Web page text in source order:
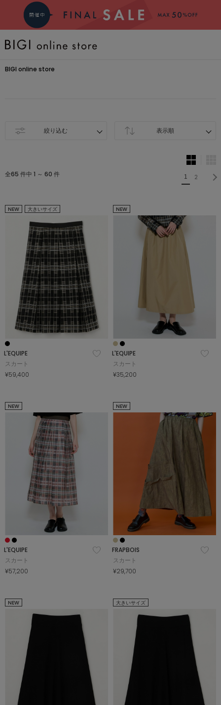
BRAND
新着商品
PRE ORDER
COORDINATE
NEWS
JOURNAL
よくある質問
お問い合わせ
OUTLET
BIGI online store
絞り込む 表示順
全65 件中 1 ～ 60 件 1 2
NEW 大きいサイズ
L'EQUIPE
スカート
¥59,400
NEW
L'EQUIPE
スカート
¥35,200
NEW
L'EQUIPE
スカート
¥57,200
NEW
FRAPBOIS
スカート
¥29,700
NEW 大きいサイズ